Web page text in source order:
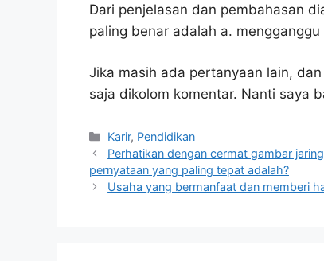
Dari penjelasan dan pembahasan
paling benar adalah a.
Jika masih ada pertanyaan lain,
saja dikolom komentar. Nanti saya
Kategori
Karir, Pendidikan
Perhatikan dengan cermat gambar
pernyataan yang paling tepat adalah?
Usaha yang bermanfaat dan memberi